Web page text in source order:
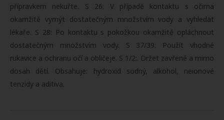
přípravkem nekuřte. S 26: V případě kontaktu s očima
okamžitě vymýt dostatečným množstvím vody a vyhledat
lékaře. S 28: Po kontaktu s pokožkou okamžitě opláchnout
dostatečným množstvím vody. S 37/39: Použít vhodné
rukavice a ochranu očí a obličeje. S 1/2:. Držet zavřené a mimo
dosah dětí. Obsahuje: hydroxid sodný, alkohol, neionové
tenzidy a aditiva.